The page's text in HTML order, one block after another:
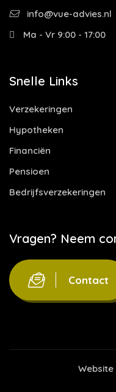
info@vue-advies.nl
Ma - Vr 9:00 - 17:00
Snelle Links
Verzekeringen
Hypotheken
Financiën
Pensioen
Bedrijfsverzekeringen
Vragen? Neem
Contact